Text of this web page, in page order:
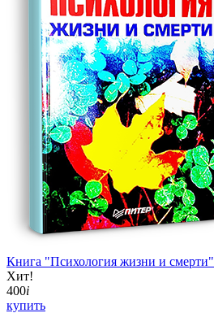
Книга "Психология жизни и смерти"
Хит!
400i
купить